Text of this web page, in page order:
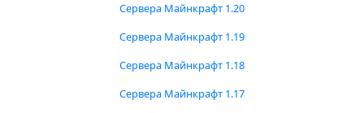
Сервера Майнкрафт 1.20
Сервера Майнкрафт 1.19
Сервера Майнкрафт 1.18
Сервера Майнкрафт 1.17